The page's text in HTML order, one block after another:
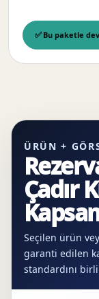
Bu paketle
ÜRÜN +
Çadır
Seçilen ürün
garanti edilen
standardını